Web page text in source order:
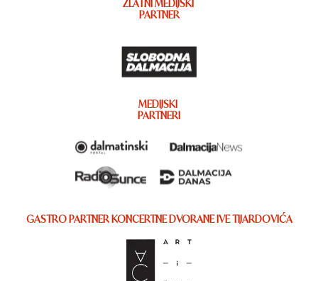
ZLATNI MEDIJSKI
PARTNER
MEDIJSKI
PARTNERI
GASTRO PARTNER KONCERTNE DVORANE IVE TIJARDOVIĆA